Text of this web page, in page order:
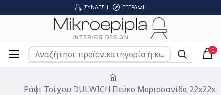
ΣΎΝΔΕΣΗ ΕΓΓΡΑΦΉ
0
Ράφι Τοίχου DULWICH Πεύκο Μοριοσανίδα 22x22x